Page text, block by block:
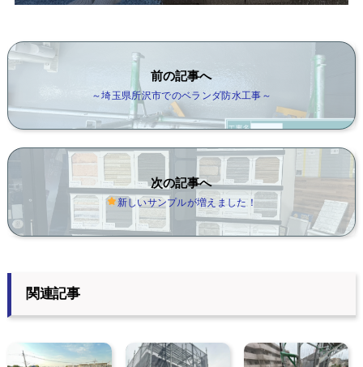
前の記事へ
～埼玉県所沢市でのベランダ防水工事～
次の記事へ
新しいサンプルが増えました！
関連記事